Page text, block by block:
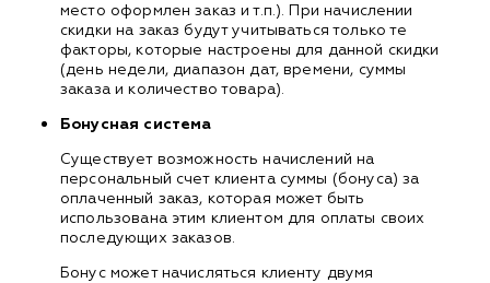
место оформлен заказ и т.п.). При начислении
скидки на заказ будут учитываться только те
факторы, которые настроены для данной скидки
(день недели, диапазон дат, времени, суммы
заказа и количество товара).
Бонусная система
Существует возможность начислений на
персональный счет клиента суммы (бонуса) за
оплаченный заказ, которая может быть
использована этим клиентом для оплаты своих
последующих заказов.
Бонус может начисляться клиенту двумя